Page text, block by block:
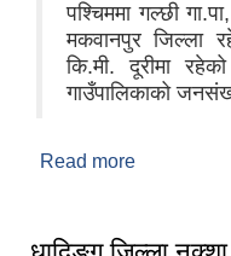
पश्चिममा गल्छी
मकवानपुर जिल्ला
कि.मी. दूरीमा
गाउँपालिकाको
Read more